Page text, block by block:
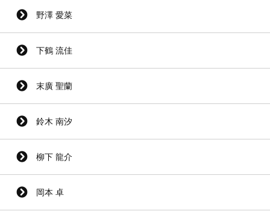
野澤 愛菜
下鶴 流佳
末廣 聖蘭
鈴木 南汐
柳下 龍介
岡本 卓